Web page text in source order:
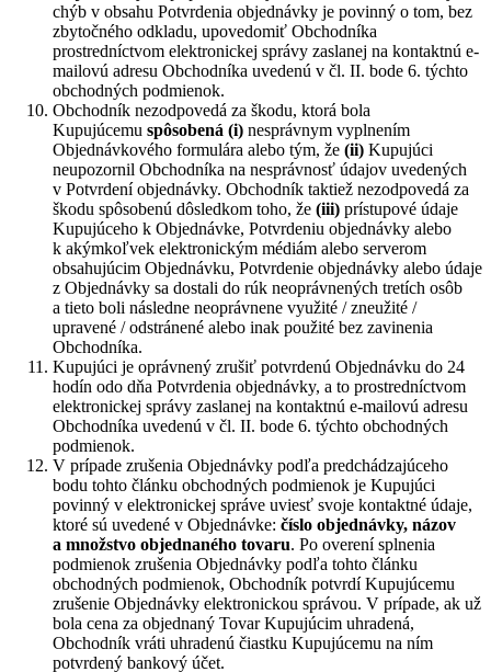
chýb v obsahu Potvrdenia objednávky je povinný o tom, bez
zbytočného odkladu, upovedomiť Obchodníka
prostredníctvom elektronickej správy zaslanej na kontaktnú e-
mailovú adresu Obchodníka uvedenú v čl. II. bode 6. týchto
obchodných podmienok.
Obchodník nezodpovedá za škodu, ktorá bola
Kupujúcemu spôsobená (i) nesprávnym vyplnením
Objednávkového formulára alebo tým, že (ii) Kupujúci
neupozornil Obchodníka na nesprávnosť údajov uvedených
v Potvrdení objednávky. Obchodník taktiež nezodpovedá za
škodu spôsobenú dôsledkom toho, že (iii) prístupové údaje
Kupujúceho k Objednávke, Potvrdeniu objednávky alebo
k akýmkoľvek elektronickým médiám alebo serverom
obsahujúcim Objednávku, Potvrdenie objednávky alebo údaje
z Objednávky sa dostali do rúk neoprávnených tretích osôb
a tieto boli následne neoprávnene využité / zneužité /
upravené / odstránené alebo inak použité bez zavinenia
Obchodníka.
Kupujúci je oprávnený zrušiť potvrdenú Objednávku do 24
hodín odo dňa Potvrdenia objednávky, a to prostredníctvom
elektronickej správy zaslanej na kontaktnú e-mailovú adresu
Obchodníka uvedenú v čl. II. bode 6. týchto obchodných
podmienok.
V prípade zrušenia Objednávky podľa predchádzajúceho
bodu tohto článku obchodných podmienok je Kupujúci
povinný v elektronickej správe uviesť svoje kontaktné údaje,
ktoré sú uvedené v Objednávke: číslo objednávky, názov
a množstvo objednaného tovaru. Po overení splnenia
podmienok zrušenia Objednávky podľa tohto článku
obchodných podmienok, Obchodník potvrdí Kupujúcemu
zrušenie Objednávky elektronickou správou. V prípade, ak už
bola cena za objednaný Tovar Kupujúcim uhradená,
Obchodník vráti uhradenú čiastku Kupujúcemu na ním
potvrdený bankový účet.